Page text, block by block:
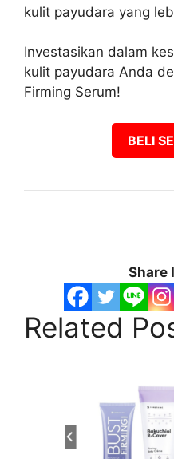
kulit payudara yang
Investasikan dalam
kulit payudara Anda
Firming Serum!
BELI
Share
Related